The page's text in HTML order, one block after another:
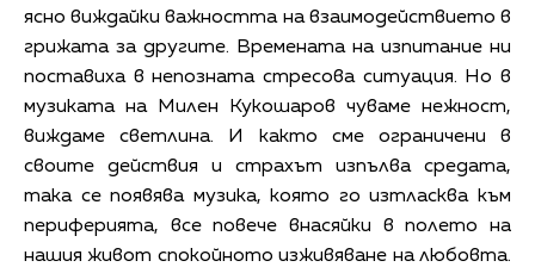
ясно виждайки важността на взаимодействието в
грижата за другите. Времената на изпитание ни
поставиха в непозната стресова ситуация. Но в
музиката на Милен Кукошаров чуваме нежност,
виждаме светлина. И както сме ограничени в
своите действия и страхът изпълва средата,
така се появява музика, която го изтласква към
периферията, все повече внасяйки в полето на
нашия живот спокойното изживяване на любовта.